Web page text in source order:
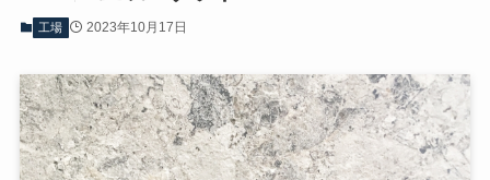
工場 2023年10月17日